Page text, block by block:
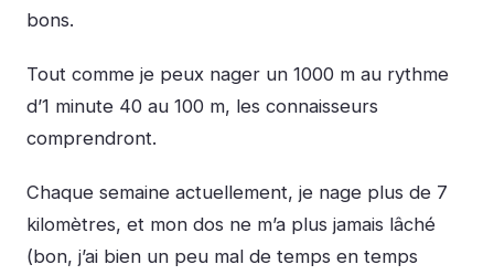
bons.
Tout comme je peux nager un 1000 m au rythme
d’1 minute 40 au 100 m, les connaisseurs
comprendront.
Chaque semaine actuellement, je nage plus de 7
kilomètres, et mon dos ne m’a plus jamais lâché
(bon, j’ai bien un peu mal de temps en temps